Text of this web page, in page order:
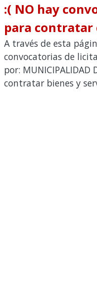
:( NO hay
para
A través de esta
convocatorias de
por: MUNICIPALIDAD
contratar bienes y